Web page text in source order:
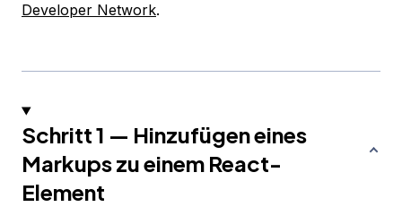
Developer Network.
Schritt 1 — Hinzufügen eines
Markups zu einem React-
Element